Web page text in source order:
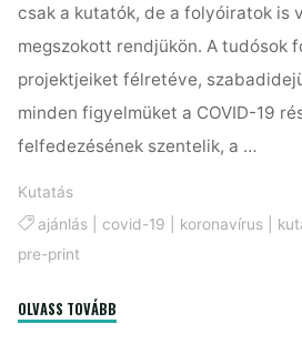
csak a kutatók, de a folyóiratok is
megszokott rendjükön. A tudósok
projektjeiket félretéve,
minden figyelmüket a COVID-19
felfedezésének szentelik, a …
Kutatás
ajánlás| covid-19 koronavírus|
pre-print
OLVASS TOVÁBB